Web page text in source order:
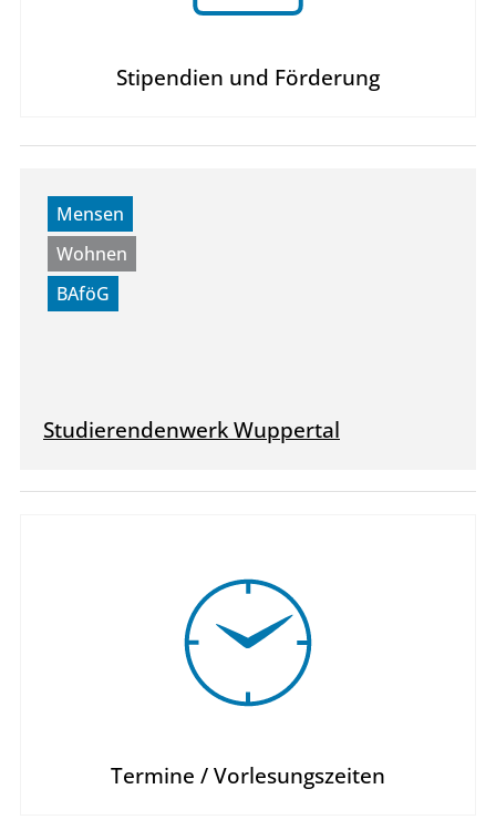
Stipendien und Förderung
Mensen
Wohnen
BAföG
Studierendenwerk Wuppertal
Termine / Vorlesungszeiten